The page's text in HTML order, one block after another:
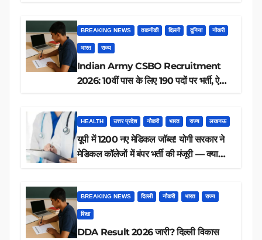
BREAKING NEWS तकनीकी दिल्ली दुनिया नौकरी
भारत राज्य
Indian Army CSBO Recruitment
2026: 10वीं पास के लिए 190 पदों पर भर्ती, ऐसे
HEALTH उत्तर प्रदेश नौकरी भारत राज्य लखनऊ
यूपी में 1200 नए मेडिकल जॉब्स! योगी सरकार ने
मेडिकल कॉलेजों में बंपर भर्ती की मंजूरी — क्या
BREAKING NEWS दिल्ली नौकरी भारत राज्य
शिक्षा
DDA Result 2026 जारी? दिल्ली विकास